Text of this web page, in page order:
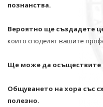
познанства.
Вероятно ще създадете
които споделят вашите
Ще може да осъществите
Общуването на хора със
полезно.